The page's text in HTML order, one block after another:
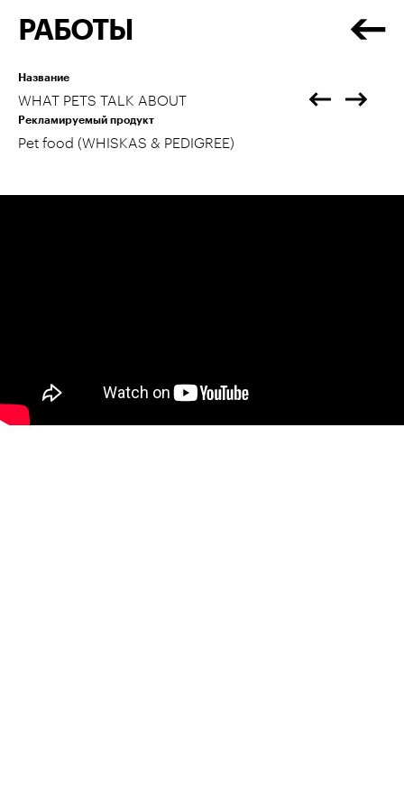
РАБОТЫ
Название
WHAT PETS TALK ABOUT
Рекламируемый продукт
Pet food (WHISKAS & PEDIGREE)